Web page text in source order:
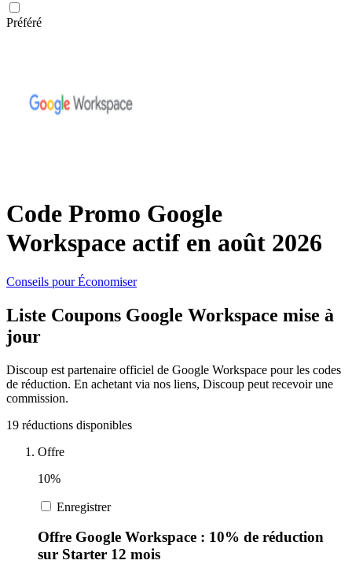
ManoMano
Samsung
Guess
Europcar
Autodoc
adidas
Uber Eats
Vêtements et
chaussures
transport
Sports et
Voitures et
Préféré
Code Promo Google
Workspace actif en août 2026
Conseils pour Économiser
Liste Coupons Google Workspace mise à
jour
Discoup est partenaire officiel de Google Workspace pour les codes
de réduction. En achetant via nos liens, Discoup peut recevoir une
commission.
19 réductions disponibles
Offre
10%
Enregistrer
Offre Google Workspace : 10% de réduction
sur Starter 12 mois